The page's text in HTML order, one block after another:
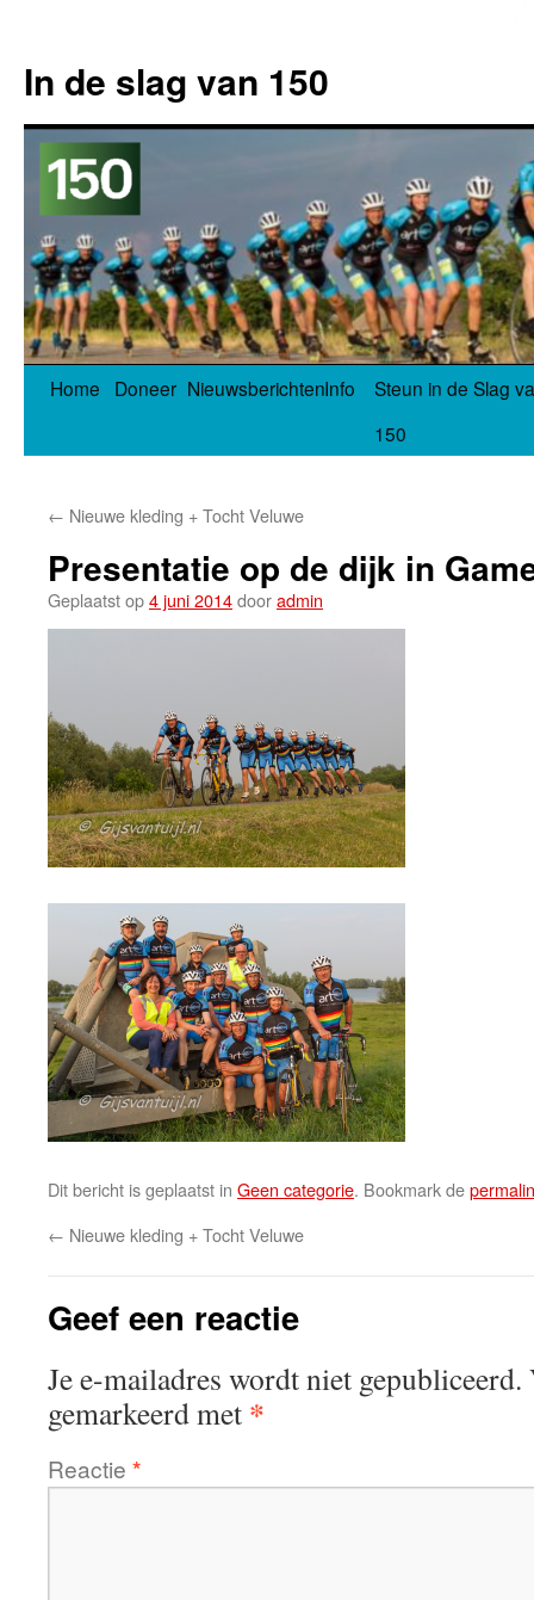
In de slag van 150
Spring
Home Doneer NieuwsberichtenInfo
Steun in de Slag
150
← Nieuwe kleding + Tocht Veluwe
Presentatie op de dijk in
Geplaatst op4 juni 2014dooradmin
Dit bericht is geplaatst in Geen categorie. Bookmark de
← Nieuwe kleding + Tocht Veluwe
Geef een reactie
Je e-mailadres wordt niet gepubliceerd.
gemarkeerd met *
Reactie *